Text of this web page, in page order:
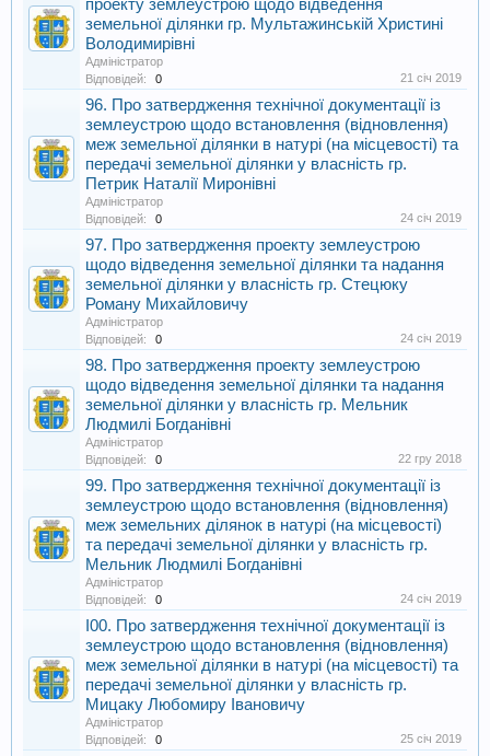
проекту землеустрою щодо відведення
земельної ділянки гр. Мультажинській Христині
Володимирівні
Адміністратор
Відповідей:
0 21 січ 2019
96. Про затвердження технічної документації із
землеустрою щодо встановлення (відновлення)
меж земельної ділянки в натурі (на місцевості) та
передачі земельної ділянки у власність гр.
Петрик Наталії Миронівні
Адміністратор
Відповідей:
0 24 січ 2019
97. Про затвердження проекту землеустрою
щодо відведення земельної ділянки та надання
земельної ділянки у власність гр. Стецюку
Роману Михайловичу
Адміністратор
Відповідей:
0 24 січ 2019
98. Про затвердження проекту землеустрою
щодо відведення земельної ділянки та надання
земельної ділянки у власність гр. Мельник
Людмилі Богданівні
Адміністратор
Відповідей:
0 22 гру 2018
99. Про затвердження технічної документації із
землеустрою щодо встановлення (відновлення)
меж земельних ділянок в натурі (на місцевості)
та передачі земельної ділянки у власність гр.
Мельник Людмилі Богданівні
Адміністратор
Відповідей:
0 24 січ 2019
I00. Про затвердження технічної документації із
землеустрою щодо встановлення (відновлення)
меж земельної ділянки в натурі (на місцевості) та
передачі земельної ділянки у власність гр.
Мицаку Любомиру Івановичу
Адміністратор
Відповідей:
0 25 січ 2019